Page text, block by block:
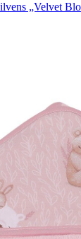
„Velvet